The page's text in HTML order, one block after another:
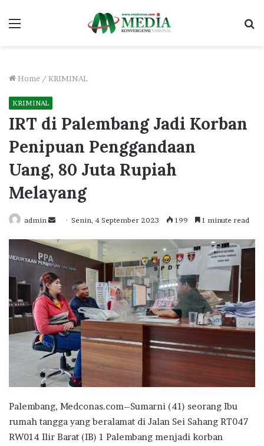
Menu
Home / KRIMINAL
KRIMINAL
IRT di Palembang Jadi Korban
Penipuan Penggandaan
Uang, 80 Juta Rupiah
Melayang
admin
Send
email
Senin, 4 September 2023 199 1 minute read
Palembang, Medconas.com–Sumarni (41) seorang Ibu
rumah tangga yang beralamat di Jalan Sei Sahang RT047
RW014 Ilir Barat (IB) 1 Palembang menjadi korban